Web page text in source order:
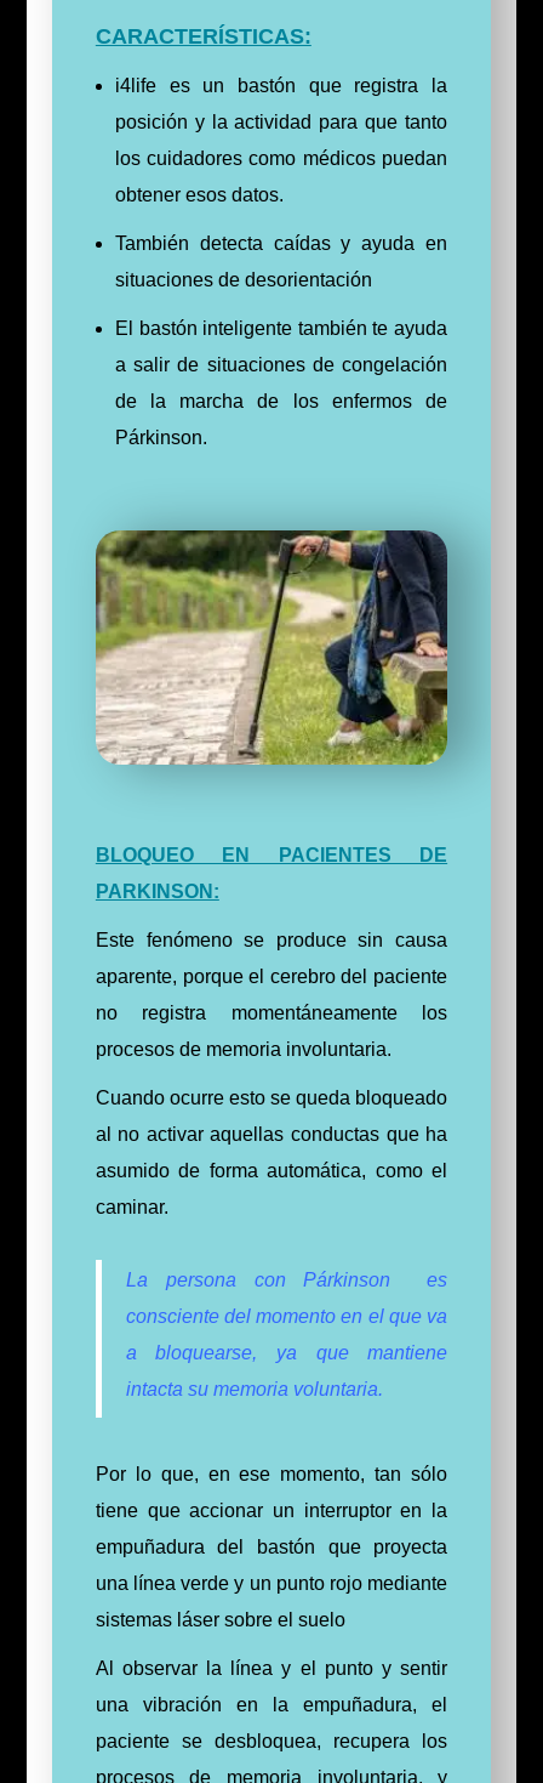
CARACTERÍSTICAS:
i4life es un bastón que registra la
posición y la actividad para que tanto
los cuidadores como médicos puedan
obtener esos datos.
También detecta caídas y ayuda en
situaciones de desorientación
El bastón inteligente también te ayuda
a salir de situaciones de congelación
de la marcha de los enfermos de
Párkinson.
BLOQUEO EN PACIENTES DE
PARKINSON:
Este fenómeno se produce sin causa
aparente, porque el cerebro del paciente
no registra momentáneamente los
procesos de memoria involuntaria.
Cuando ocurre esto se queda bloqueado
al no activar aquellas conductas que ha
asumido de forma automática, como el
caminar.
La persona con Párkinson es
consciente del momento en el que va
a bloquearse, ya que mantiene
intacta su memoria voluntaria.
Por lo que, en ese momento, tan sólo
tiene que accionar un interruptor en la
empuñadura del bastón que proyecta
una línea verde y un punto rojo mediante
sistemas láser sobre el suelo
Al observar la línea y el punto y sentir
una vibración en la empuñadura, el
paciente se desbloquea, recupera los
procesos de memoria involuntaria, y